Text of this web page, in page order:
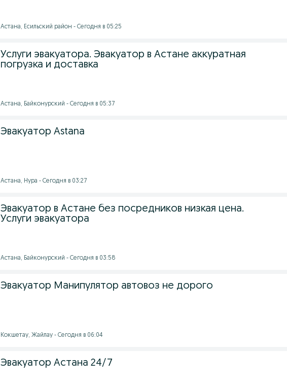
Астана, Есильский район - Сегодня в 05:25
Услуги эвакуатора. Эвакуатор в Астане аккуратная
погрузка и доставка
Астана, Байконурский - Сегодня в 05:37
Эвакуатор Astana
Астана, Нура - Сегодня в 03:27
Эвакуатор в Астане без посредников низкая цена.
Услуги эвакуатора
Астана, Байконурский - Сегодня в 03:58
Эвакуатор Манипулятор автовоз не дорого
Кокшетау, Жайлау - Сегодня в 06:04
Эвакуатор Астана 24/7